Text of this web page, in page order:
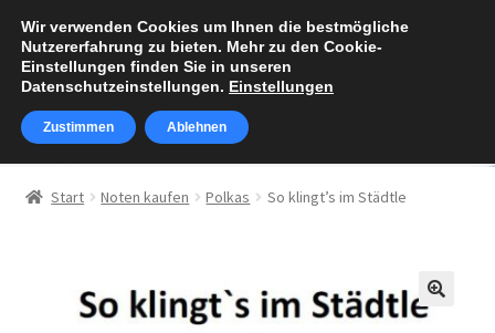
Zur
Navigation
springen
Zum
Inhalt
springen
Über Walter Klaus
Start Noten kaufen Polkas So klingt’s im Städtle
🔍
Wir verwenden Cookies um Ihnen die bestmögliche
Nutzererfahrung zu bieten. Mehr zu den Cookie-
Einstellungen finden Sie in unseren
Datenschutzeinstellungen. Einstellungen
Zustimmen Ablehnen